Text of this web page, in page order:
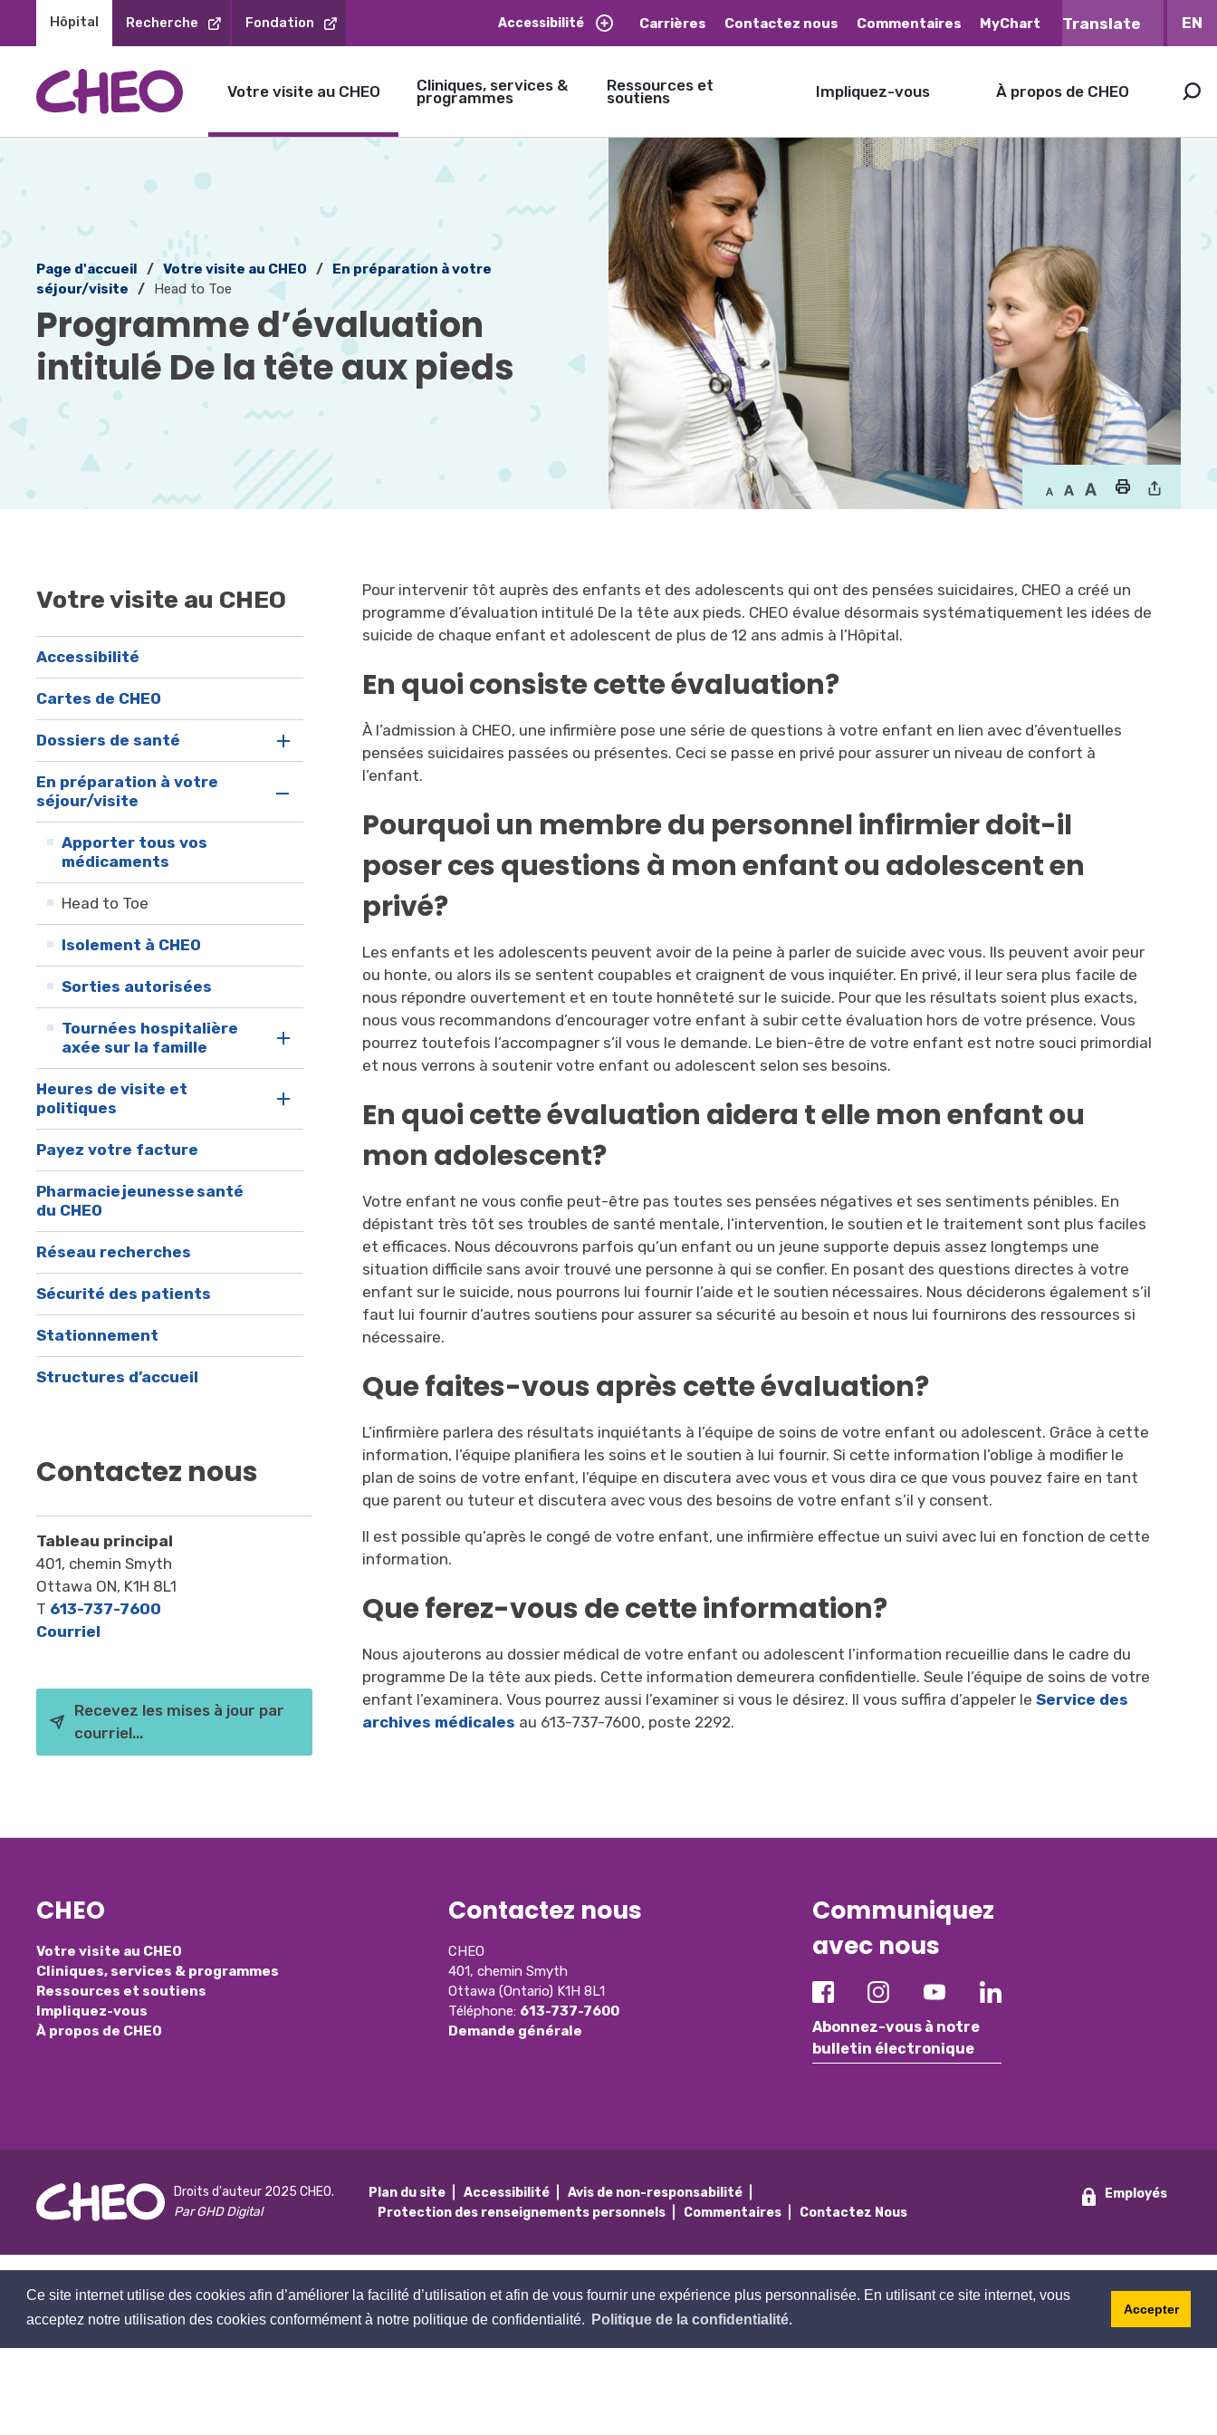
Ce site internet utilise des cookies afin d’améliorer la facilité d’utilisation et afin de vous fournir une expérience plus personnalisée. En utilisant ce site internet, vous
acceptez notre utilisation des cookies conformément à notre politique de confidentialité.
Politique de la confidentialité.
Accepter
Hôpital Recherche Fondation Accessibilité Carrières Contactez nous Commentaires MyChart EN
Votre visite au CHEO Cliniques, services &
programmes
Ressources et
soutiens Impliquez-vous À propos de CHEO
Page d'accueil Votre visite au CHEO
En préparation à votre
séjour/visite
Head to Toe
Programme d’évaluation
intitulé De la tête aux pieds
Votre visite au CHEO
Accessibilité
Cartes de CHEO
Dossiers de santé
En préparation à votre
séjour/visite
Apporter tous vos
médicaments
Head to Toe
Isolement à CHEO
Sorties autorisées
Tournées hospitalière
axée sur la famille
Heures de visite et
politiques
Payez votre facture
Pharmacie jeunesse santé
du CHEO
Réseau recherches
Sécurité des patients
Stationnement
Structures d’accueil
Contactez nous
Tableau principal
401, chemin Smyth
Ottawa ON, K1H 8L1
T 613-737-7600
Courriel
Recevez les mises à jour par
courriel...
Pour intervenir tôt auprès des enfants et des adolescents qui ont des pensées suicidaires, CHEO a créé un
programme d’évaluation intitulé De la tête aux pieds. CHEO évalue désormais systématiquement les idées de
suicide de chaque enfant et adolescent de plus de 12 ans admis à l’Hôpital.
En quoi consiste cette évaluation?
À l’admission à CHEO, une infirmière pose une série de questions à votre enfant en lien avec d’éventuelles
pensées suicidaires passées ou présentes. Ceci se passe en privé pour assurer un niveau de confort à
l’enfant.
Pourquoi un membre du personnel infirmier doit-il
poser ces questions à mon enfant ou adolescent en
privé?
Les enfants et les adolescents peuvent avoir de la peine à parler de suicide avec vous. Ils peuvent avoir peur
ou honte, ou alors ils se sentent coupables et craignent de vous inquiéter. En privé, il leur sera plus facile de
nous répondre ouvertement et en toute honnêteté sur le suicide. Pour que les résultats soient plus exacts,
nous vous recommandons d’encourager votre enfant à subir cette évaluation hors de votre présence. Vous
pourrez toutefois l’accompagner s’il vous le demande. Le bien-être de votre enfant est notre souci primordial
et nous verrons à soutenir votre enfant ou adolescent selon ses besoins.
En quoi cette évaluation aidera t elle mon enfant ou
mon adolescent?
Votre enfant ne vous confie peut-être pas toutes ses pensées négatives et ses sentiments pénibles. En
dépistant très tôt ses troubles de santé mentale, l’intervention, le soutien et le traitement sont plus faciles
et efficaces. Nous découvrons parfois qu’un enfant ou un jeune supporte depuis assez longtemps une
situation difficile sans avoir trouvé une personne à qui se confier. En posant des questions directes à votre
enfant sur le suicide, nous pourrons lui fournir l’aide et le soutien nécessaires. Nous déciderons également s’il
faut lui fournir d’autres soutiens pour assurer sa sécurité au besoin et nous lui fournirons des ressources si
nécessaire.
Que faites-vous après cette évaluation?
L’infirmière parlera des résultats inquiétants à l’équipe de soins de votre enfant ou adolescent. Grâce à cette
information, l’équipe planifiera les soins et le soutien à lui fournir. Si cette information l’oblige à modifier le
plan de soins de votre enfant, l’équipe en discutera avec vous et vous dira ce que vous pouvez faire en tant
que parent ou tuteur et discutera avec vous des besoins de votre enfant s’il y consent.
Il est possible qu’après le congé de votre enfant, une infirmière effectue un suivi avec lui en fonction de cette
information.
Que ferez-vous de cette information?
Nous ajouterons au dossier médical de votre enfant ou adolescent l’information recueillie dans le cadre du
programme De la tête aux pieds. Cette information demeurera confidentielle. Seule l’équipe de soins de votre
enfant l’examinera. Vous pourrez aussi l’examiner si vous le désirez. Il vous suffira d’appeler leService des
archives médicales au 613-737-7600, poste 2292.
CHEO
Votre visite au CHEO
Cliniques, services & programmes
Ressources et soutiens
Impliquez-vous
À propos de CHEO
Contactez nous
CHEO
401, chemin Smyth
Ottawa (Ontario) K1H 8L1
Téléphone: 613-737-7600
Demande générale
Communiquez
avec nous
Abonnez-vous à notre
bulletin électronique
Droits d'auteur 2025 CHEO.
Par GHD Digital
Plan du site Accessibilité
Avis de non-responsabilité
Protection des renseignements personnels
Commentaires Contactez Nous
Employés